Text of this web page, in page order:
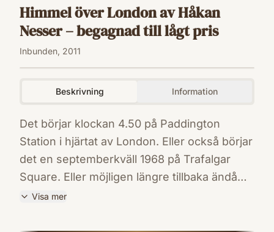
Himmel över London av Håkan
Nesser – begagnad till lågt pris
Inbunden, 2011
Beskrivning Information
Det börjar klockan 4.50 på Paddington
Station i hjärtat av London. Eller också börjar
det en septemberkväll 1968 på Trafalgar
Square. Eller möjligen längre tillbaka ändå
med en lögnaktig stins i staden K- och hans
Visa mer